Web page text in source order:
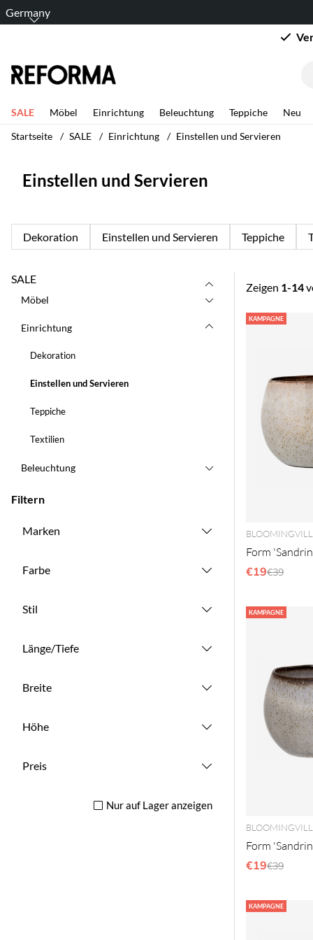
Germany
SALE Möbel Einrichtung Beleuchtung Teppiche Neu
Startseite
SALE Einrichtung Einstellen und Servieren
Einstellen und Servieren
Dekoration Einstellen und Servieren Teppiche
SALE
Möbel
Einrichtung
Dekoration
Einstellen und Servieren
Teppiche
Textilien
Beleuchtung
Filtern
Marken
Farbe
Stil
Länge/Tiefe
Breite
Höhe
Preis
Nur auf Lager anzeigen
Zeigen 1-14
Produkte
KAMPAGNE
Form
€19€39
KAMPAGNE
Form
€19€39
KAMPAGNE